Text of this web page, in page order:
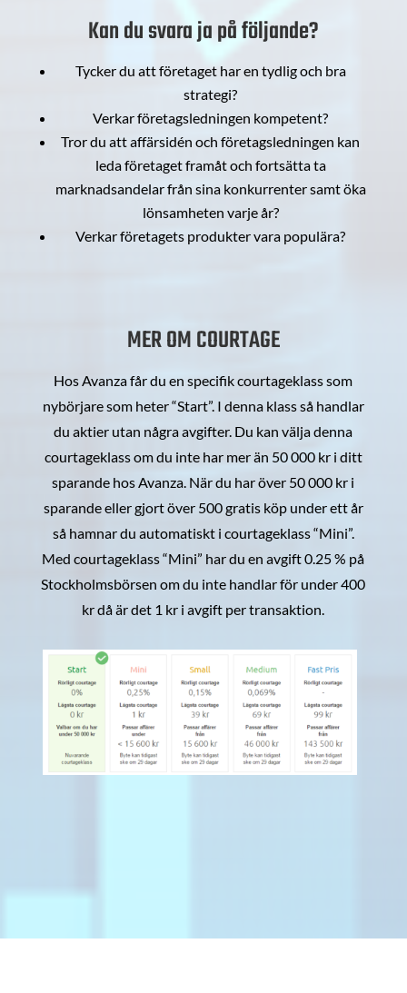
Kan du svara ja på följande?
Tycker du att företaget har en tydlig och bra
strategi?
Verkar företagsledningen kompetent?
Tror du att affärsidén och företagsledningen kan
leda företaget framåt och fortsätta ta
marknadsandelar från sina konkurrenter samt öka
lönsamheten varje år?
Verkar företagets produkter vara populära?
MER OM COURTAGE
Hos Avanza får du en specifik courtageklass som
nybörjare som heter “Start”. I denna klass så handlar
du aktier utan några avgifter. Du kan välja denna
courtageklass om du inte har mer än 50 000 kr i ditt
sparande hos Avanza. När du har över 50 000 kr i
sparande eller gjort över 500 gratis köp under ett år
så hamnar du automatiskt i courtageklass “Mini”.
Med courtageklass “Mini” har du en avgift 0.25 % på
Stockholmsbörsen om du inte handlar för under 400
kr då är det 1 kr i avgift per transaktion.